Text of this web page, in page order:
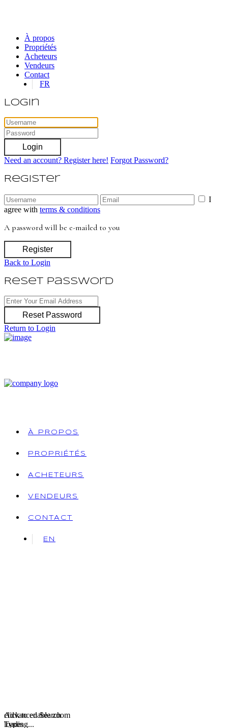
À propos
Propriétés
Acheteurs
Vendeurs
Contact
FR
Login
Login
Need an account? Register here! Forgot Password?
Register
I
agree with terms & conditions
A password will be e-mailed to you
Register
Back to Login
Reset Password
Reset Password
Return to Login
À PROPOS
PROPRIÉTÉS
ACHETEURS
VENDEURS
CONTACT
EN
click to enable zoom
loading...
Advanced Search
Types